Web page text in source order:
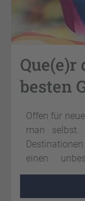
Que(e)r
besten
Offen für
man selbst.
einen
Spaßfaktor!